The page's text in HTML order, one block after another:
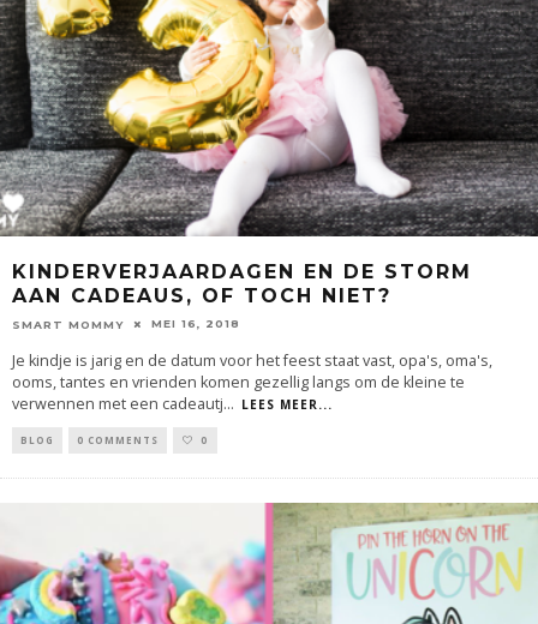
KINDERVERJAARDAGEN EN DE STORM
AAN CADEAUS, OF TOCH NIET?
SMART MOMMY MEI 16, 2018
Je kindje is jarig en de datum voor het feest staat vast, opa's, oma's,
ooms, tantes en vrienden komen gezellig langs om de kleine te
verwennen met een cadeautj... LEES MEER...
BLOG 0 COMMENTS 0